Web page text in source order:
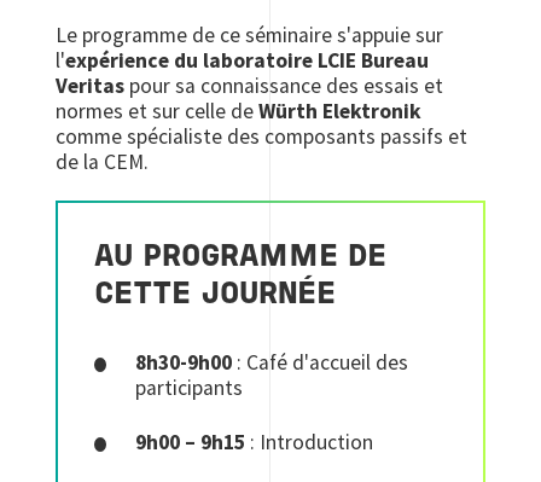
Le programme de ce séminaire s'appuie sur
l'expérience du laboratoire LCIE Bureau
Veritaspour sa connaissance des essais et
normes et sur celle deWürth Elektronik
comme spécialiste des composants passifs et
de la CEM.
AU PROGRAMME DE
CETTE JOURNÉE
8h30-9h00: Café d'accueil des
participants
9h00 – 9h15 : Introduction